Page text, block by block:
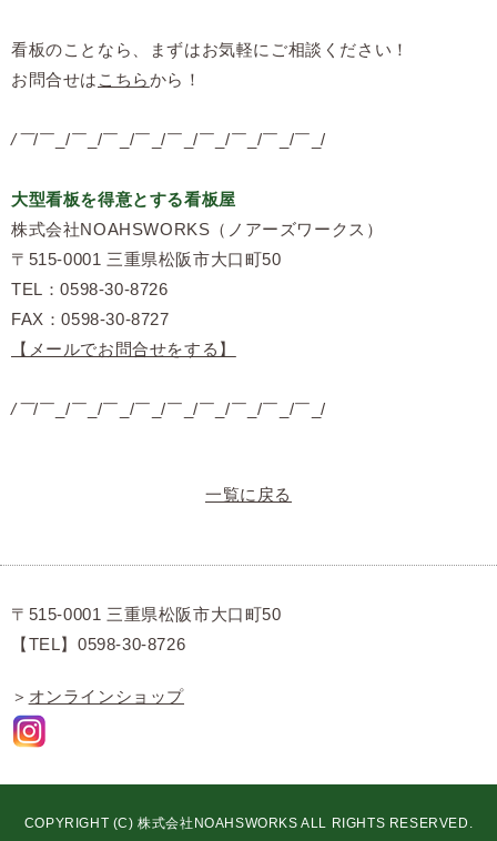
看板のことなら、まずはお気軽にご相談ください！
お問合せは こちらから！
/￣/￣_/￣_/￣_/￣_/￣_/￣_/￣_/￣_/￣_/
大型看板を得意とする看板屋
株式会社NOAHSWORKS（ノアーズワークス）
〒515-0001 三重県松阪市大口町50
TEL：0598-30-8726
FAX：0598-30-8727
【メールでお問合せをする】
/￣/￣_/￣_/￣_/￣_/￣_/￣_/￣_/￣_/￣_/
一覧に戻る
〒515-0001 三重県松阪市大口町50
【TEL】0598-30-8726
＞ オンラインショップ
COPYRIGHT (C) 株式会社NOAHSWORKS ALL RIGHTS RESERVED.